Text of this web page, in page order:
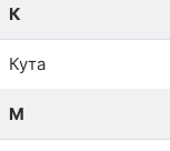
К
Кута
М